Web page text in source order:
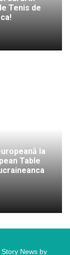
Tenis de
la
Table
News by